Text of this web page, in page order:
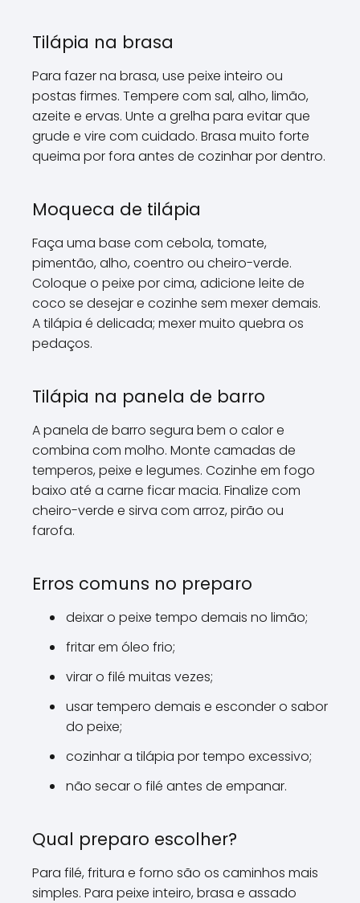
Tilápia na brasa
Para fazer na brasa, use peixe inteiro ou
postas firmes. Tempere com sal, alho, limão,
azeite e ervas. Unte a grelha para evitar que
grude e vire com cuidado. Brasa muito forte
queima por fora antes de cozinhar por dentro.
Moqueca de tilápia
Faça uma base com cebola, tomate,
pimentão, alho, coentro ou cheiro-verde.
Coloque o peixe por cima, adicione leite de
coco se desejar e cozinhe sem mexer demais.
A tilápia é delicada; mexer muito quebra os
pedaços.
Tilápia na panela de barro
A panela de barro segura bem o calor e
combina com molho. Monte camadas de
temperos, peixe e legumes. Cozinhe em fogo
baixo até a carne ficar macia. Finalize com
cheiro-verde e sirva com arroz, pirão ou
farofa.
Erros comuns no preparo
deixar o peixe tempo demais no limão;
fritar em óleo frio;
virar o filé muitas vezes;
usar tempero demais e esconder o sabor
do peixe;
cozinhar a tilápia por tempo excessivo;
não secar o filé antes de empanar.
Qual preparo escolher?
Para filé, fritura e forno são os caminhos mais
simples. Para peixe inteiro, brasa e assado